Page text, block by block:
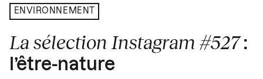
ENVIRONNEMENT
La sélection Instagram #527 :
l’être-nature